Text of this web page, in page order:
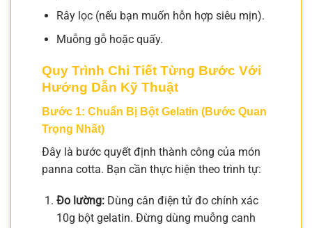
Rây lọc (nếu bạn muốn hỗn hợp siêu mịn).
Muỗng gỗ hoặc quấy.
Quy Trình Chi Tiết Từng Bước Với
Hướng Dẫn Kỹ Thuật
Bước 1: Chuẩn Bị Bột Gelatin (Bước Quan
Trọng Nhất)
Đây là bước quyết định thành công của món
panna cotta. Bạn cần thực hiện theo trình tự:
Đo lường:Dùng cân điện tử đo chính xác
10g bột gelatin. Đừng dùng muỗng canh